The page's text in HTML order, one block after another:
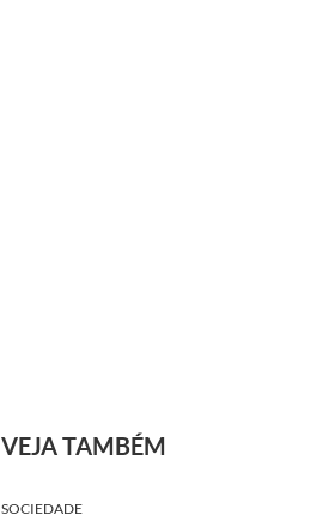
VEJA TAMBÉM
SOCIEDADE